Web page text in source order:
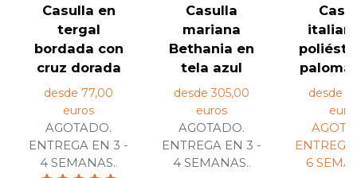
Casulla en
tergal
bordada con
cruz dorada
desde 77,00
euros
AGOTADO.
ENTREGA EN 3 -
4 SEMANAS..
Casulla
mariana
Bethania en
tela azul
desde 305,00
euros
AGOTADO.
ENTREGA EN 3 -
4 SEMANAS..
desde
6